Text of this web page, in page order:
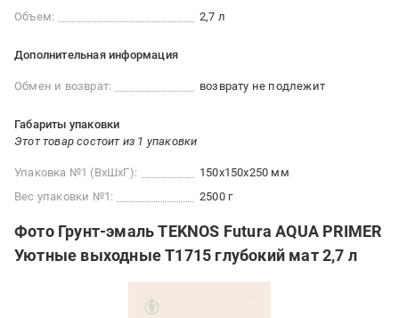
Объем: 2,7 л
Дополнительная информация
Обмен и возврат: возврату не подлежит
Габариты упаковки
Этот товар состоит из 1 упаковки
Упаковка №1 (ВхШхГ):
150x150x250 мм
Вес упаковки №1:
2500 г
Фото Грунт-эмаль TEKNOS Futura AQUA PRIMER
Уютные выходные T1715 глубокий мат 2,7 л